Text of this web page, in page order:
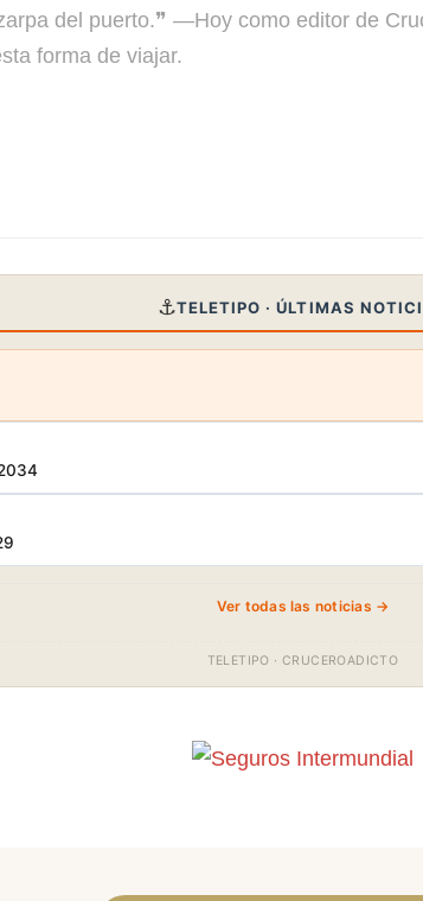
del puerto.❞ —Hoy como editor de
forma de viajar.
⚓TELETIPO · ÚLTIMAS
Ver todas las noticias →
TELETIPO · CRUCEROADICTO